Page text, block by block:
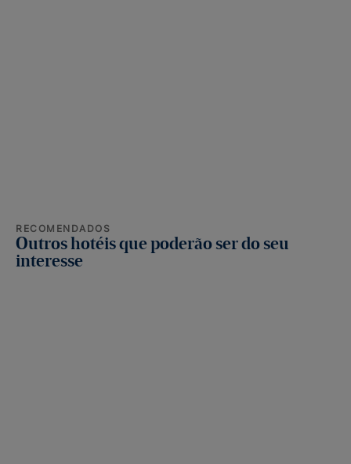
RECOMENDADOS
Outros hotéis que poderão ser do seu
interesse